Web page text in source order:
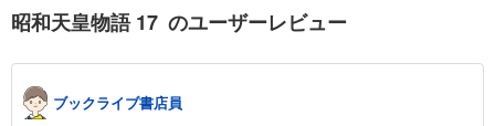
昭和天皇物語 17 のユーザーレビュー
ブックライブ書店員